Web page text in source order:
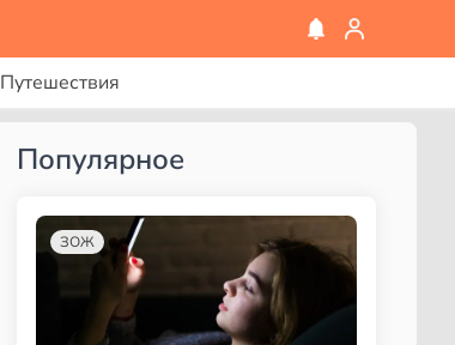
Путешествия
Популярное
ЗОЖ